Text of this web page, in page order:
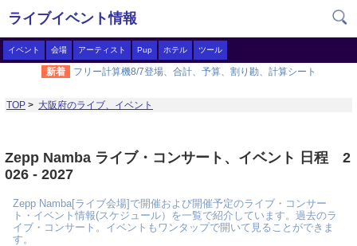
ライブイベント情報
イベント 会場 アーティスト Pup ホテル ツール
新着 フリー計算機8/7登場、合計、予算、割り勘、計算シート
TOP > 大阪府のライブ、イベント
Zepp Namba ライブ・コンサート、イベント 日程 2
026 - 2027
Zepp Namba[ライブ会場]で開催および開催予定のライブ・コンサー
ト・イベント情報(スケジュール）を一覧で紹介しています。過去のラ
イブ・コンサート。イベントもワンタップで開いて見ることができま
す。